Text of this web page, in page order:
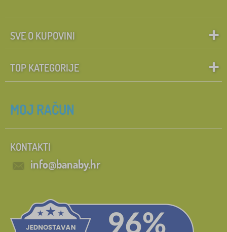
SVE O KUPOVINI
TOP KATEGORIJE
MOJ RAČUN
KONTAKTI
info@banaby.hr